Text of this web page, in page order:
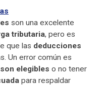
son una excelente
tributaria, pero es
que las deducciones
Un error común es
elegibles o no tener
para respaldar